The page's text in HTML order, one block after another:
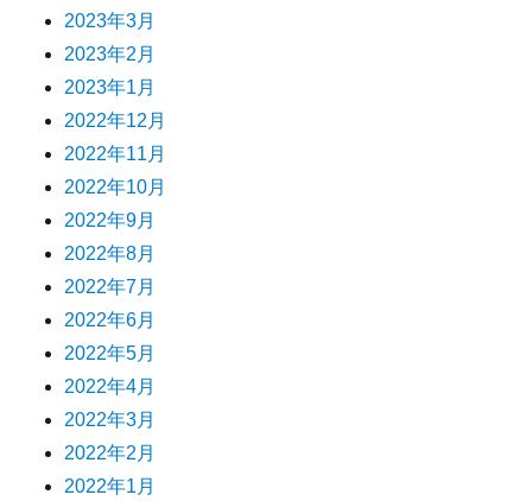
2023年3月
2023年2月
2023年1月
2022年12月
2022年11月
2022年10月
2022年9月
2022年8月
2022年7月
2022年6月
2022年5月
2022年4月
2022年3月
2022年2月
2022年1月